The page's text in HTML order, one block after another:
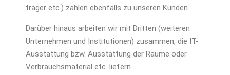
träger etc.) zählen ebenfalls zu unseren Kunden.
Darüber hinaus arbeiten wir mit Dritten (weiteren
Unternehmen und Institutionen) zusammen, die IT-
Ausstattung bzw. Ausstattung der Räume oder
Verbrauchsmaterial etc. liefern.